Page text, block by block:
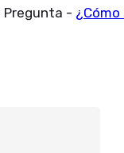
Pregunta -